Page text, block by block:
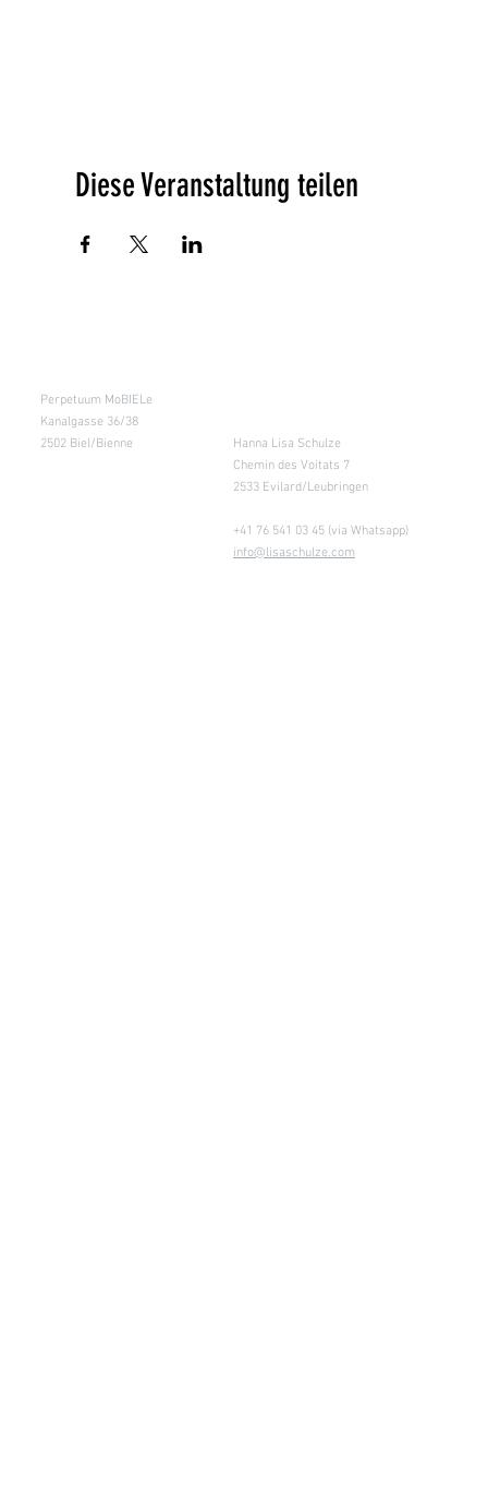
Diese Veranstaltung teilen
Perpetuum MoBIELe
Kanalgasse 36/38
2502 Biel/Bienne
Hanna Lisa Schulze
Chemin des Voitats 7
2533 Evilard/Leubringen
+41 76 541 03 45 (via Whatsapp)
info@lisaschulze.com